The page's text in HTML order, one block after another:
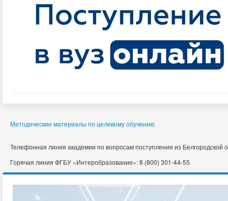
Методические материалы по целевому обучению
Телефонная линия академии по вопросам поступления из Белгородской
Горячая линия ФГБУ «Интеробразование»: 8 (800) 301-44-55